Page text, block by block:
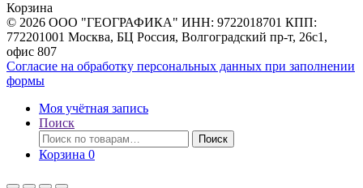
Корзина
© 2026 ООО "ГЕОГРАФИКА" ИНН: 9722018701 КПП:
772201001 Москва, БЦ Россия, Волгоградский пр-т, 26с1,
офис 807
Согласие на обработку персональных данных при заполнении
формы
Моя учётная запись
Поиск
Искать:
Поиск
Корзина 0